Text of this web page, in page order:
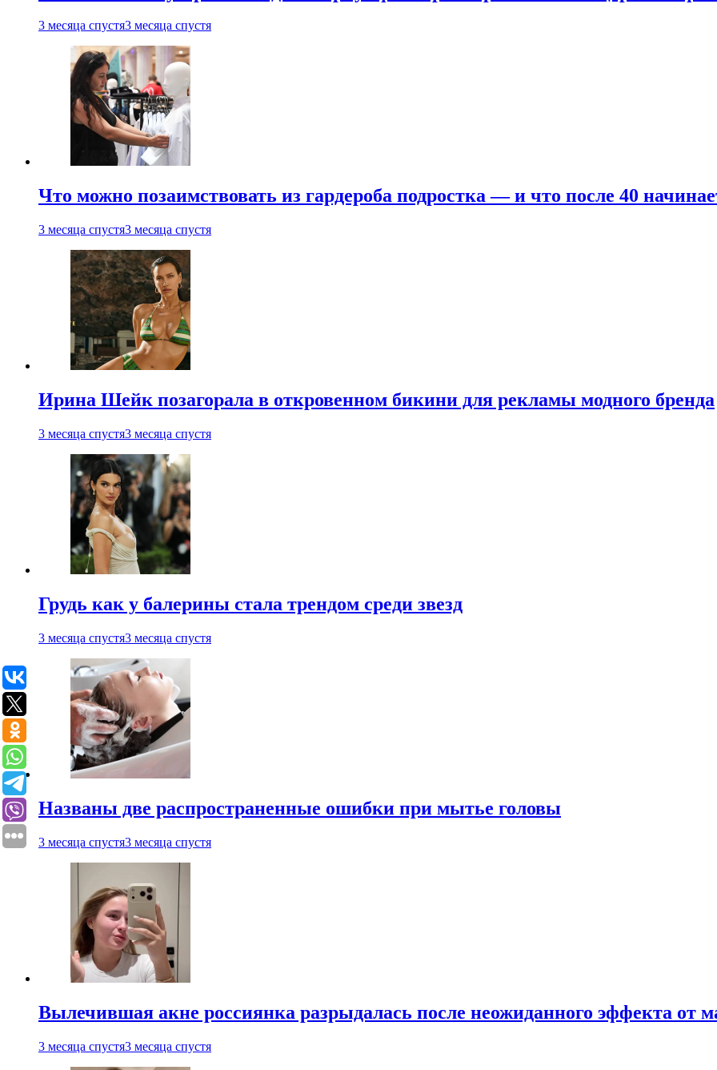
3 месяца спустя3 месяца спустя
Что можно позаимствовать из гардероба подростка — и что после 40
3 месяца спустя3 месяца спустя
Ирина Шейк позагорала в откровенном бикини для рекламы модного бренда
3 месяца спустя3 месяца спустя
Грудь как у балерины стала трендом среди звезд
3 месяца спустя3 месяца спустя
Названы две распространенные ошибки при мытье головы
3 месяца спустя3 месяца спустя
Вылечившая акне россиянка разрыдалась после неожиданного эффекта от
3 месяца спустя3 месяца спустя